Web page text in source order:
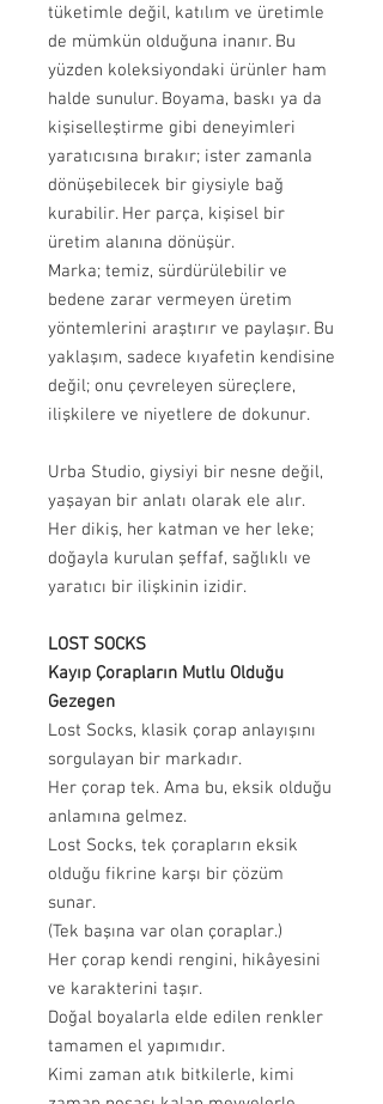
tüketimle değil, katılım ve üretimle
de mümkün olduğuna inanır. Bu
yüzden koleksiyondaki ürünler ham
halde sunulur. Boyama, baskı ya da
kişiselleştirme gibi deneyimleri
yaratıcısına bırakır; ister zamanla
dönüşebilecek bir giysiyle bağ
kurabilir. Her parça, kişisel bir
üretim alanına dönüşür.
Marka; temiz, sürdürülebilir ve
bedene zarar vermeyen üretim
yöntemlerini araştırır ve paylaşır. Bu
yaklaşım, sadece kıyafetin kendisine
değil; onu çevreleyen süreçlere,
ilişkilere ve niyetlere de dokunur.
Urba Studio, giysiyi bir nesne değil,
yaşayan bir anlatı olarak ele alır.
Her dikiş, her katman ve her leke;
doğayla kurulan şeffaf, sağlıklı ve
yaratıcı bir ilişkinin izidir.
LOST SOCKS
Kayıp Çorapların Mutlu Olduğu
Gezegen
Lost Socks, klasik çorap anlayışını
sorgulayan bir markadır.
Her çorap tek. Ama bu, eksik olduğu
anlamına gelmez.
Lost Socks, tek çorapların eksik
olduğu fikrine karşı bir çözüm
sunar.
(Tek başına var olan çoraplar.)
Her çorap kendi rengini, hikâyesini
ve karakterini taşır.
Doğal boyalarla elde edilen renkler
tamamen el yapımıdır.
Kimi zaman atık bitkilerle, kimi